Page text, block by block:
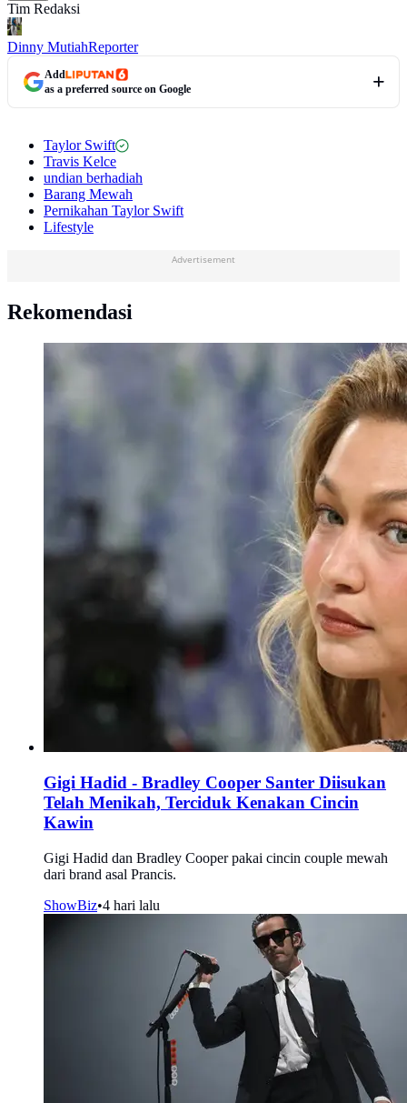
Tim Redaksi
Dinny MutiahReporter
Add
as a preferred source on Google
Taylor Swift
Travis Kelce
undian berhadiah
Barang Mewah
Pernikahan Taylor Swift
Lifestyle
Advertisement
Rekomendasi
Gigi Hadid - Bradley Cooper Santer Diisukan
Telah Menikah, Terciduk Kenakan Cincin
Kawin
Gigi Hadid dan Bradley Cooper pakai cincin couple mewah
dari brand asal Prancis.
ShowBiz•4 hari lalu